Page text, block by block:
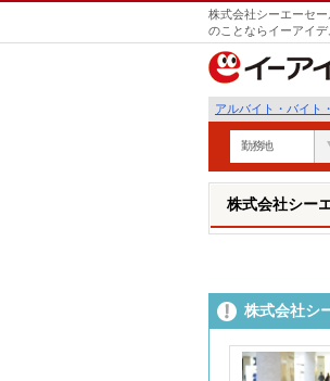
株式会社シーエーセ
のことならイーアイデ
アルバイト・バイト
勤務地
株式会社シー
株式会社シ